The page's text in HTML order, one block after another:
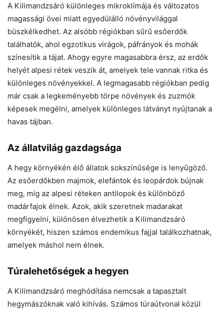
A Kilimandzsáró különleges mikroklímája és változatos
magassági övei miatt egyedülálló növényvilággal
büszkélkedhet. Az alsóbb régiókban sűrű esőerdők
találhatók, ahol egzotikus virágok, páfrányok és mohák
színesítik a tájat. Ahogy egyre magasabbra érsz, az erdők
helyét alpesi rétek veszik át, amelyek tele vannak ritka és
különleges növényekkel. A legmagasabb régiókban pedig
már csak a legkeményebb törpe növények és zuzmók
képesek megélni, amelyek különleges látványt nyújtanak a
havas tájban.
Az állatvilág gazdagsága
A hegy környékén élő állatok sokszínűsége is lenyűgöző.
Az esőerdőkben majmok, elefántok és leopárdok bújnak
meg, míg az alpesi réteken antilopok és különböző
madárfajok élnek. Azok, akik szeretnek madarakat
megfigyelni, különösen élvezhetik a Kilimandzsáró
környékét, hiszen számos endemikus fajjal találkozhatnak,
amelyek máshol nem élnek.
Túralehetőségek a hegyen
A Kilimandzsáró meghódítása nemcsak a tapasztalt
hegymászóknak való kihívás. Számos túraútvonal közül